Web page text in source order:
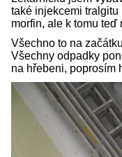
také injekcemi
morfin, ale k tomu teď
Všechno to na
Všechny odpadky
na hřebeni, poprosím